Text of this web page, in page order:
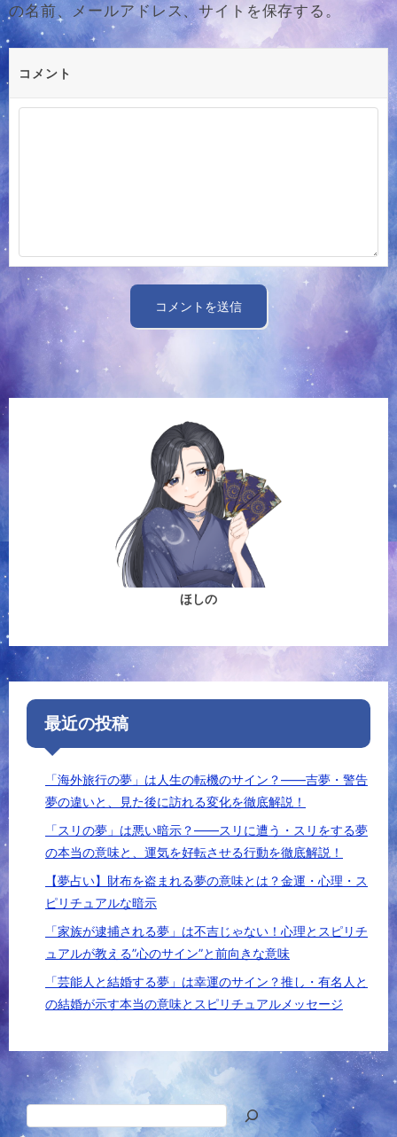
の名前、メールアドレス、サイトを保存する。
コメント
ほしの
最近の投稿
「海外旅行の夢」は人生の転機のサイン？――吉夢・警告
夢の違いと、見た後に訪れる変化を徹底解説！
「スリの夢」は悪い暗示？――スリに遭う・スリをする夢
の本当の意味と、運気を好転させる行動を徹底解説！
【夢占い】財布を盗まれる夢の意味とは？金運・心理・ス
ピリチュアルな暗示
「家族が逮捕される夢」は不吉じゃない！心理とスピリチ
ュアルが教える”心のサイン”と前向きな意味
「芸能人と結婚する夢」は幸運のサイン？推し・有名人と
の結婚が示す本当の意味とスピリチュアルメッセージ